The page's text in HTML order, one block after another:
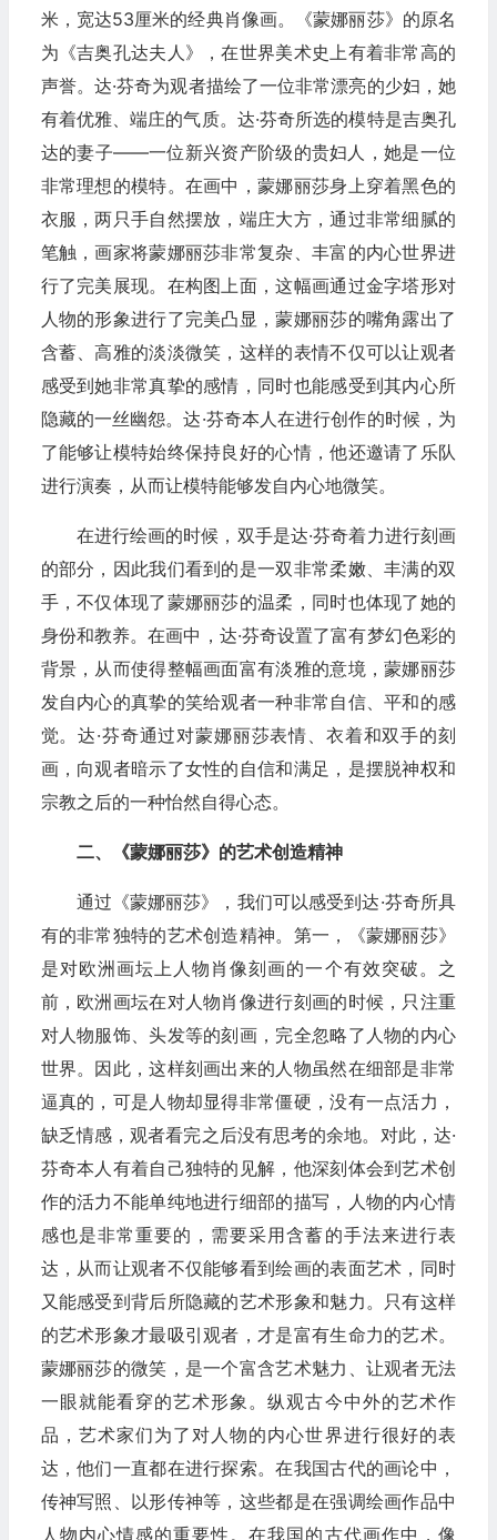
米，宽达53厘米的经典肖像画。《蒙娜丽莎》的原名
为《吉奥孔达夫人》，在世界美术史上有着非常高的
声誉。达·芬奇为观者描绘了一位非常漂亮的少妇，她
有着优雅、端庄的气质。达·芬奇所选的模特是吉奥孔
达的妻子——一位新兴资产阶级的贵妇人，她是一位
非常理想的模特。在画中，蒙娜丽莎身上穿着黑色的
衣服，两只手自然摆放，端庄大方，通过非常细腻的
笔触，画家将蒙娜丽莎非常复杂、丰富的内心世界进
行了完美展现。在构图上面，这幅画通过金字塔形对
人物的形象进行了完美凸显，蒙娜丽莎的嘴角露出了
含蓄、高雅的淡淡微笑，这样的表情不仅可以让观者
感受到她非常真挚的感情，同时也能感受到其内心所
隐藏的一丝幽怨。达·芬奇本人在进行创作的时候，为
了能够让模特始终保持良好的心情，他还邀请了乐队
进行演奏，从而让模特能够发自内心地微笑。
在进行绘画的时候，双手是达·芬奇着力进行刻画
的部分，因此我们看到的是一双非常柔嫩、丰满的双
手，不仅体现了蒙娜丽莎的温柔，同时也体现了她的
身份和教养。在画中，达·芬奇设置了富有梦幻色彩的
背景，从而使得整幅画面富有淡雅的意境，蒙娜丽莎
发自内心的真挚的笑给观者一种非常自信、平和的感
觉。达·芬奇通过对蒙娜丽莎表情、衣着和双手的刻
画，向观者暗示了女性的自信和满足，是摆脱神权和
宗教之后的一种怡然自得心态。
二、《蒙娜丽莎》的艺术创造精神
通过《蒙娜丽莎》，我们可以感受到达·芬奇所具
有的非常独特的艺术创造精神。第一，《蒙娜丽莎》
是对欧洲画坛上人物肖像刻画的一个有效突破。之
前，欧洲画坛在对人物肖像进行刻画的时候，只注重
对人物服饰、头发等的刻画，完全忽略了人物的内心
世界。因此，这样刻画出来的人物虽然在细部是非常
逼真的，可是人物却显得非常僵硬，没有一点活力，
缺乏情感，观者看完之后没有思考的余地。对此，达·
芬奇本人有着自己独特的见解，他深刻体会到艺术创
作的活力不能单纯地进行细部的描写，人物的内心情
感也是非常重要的，需要采用含蓄的手法来进行表
达，从而让观者不仅能够看到绘画的表面艺术，同时
又能感受到背后所隐藏的艺术形象和魅力。只有这样
的艺术形象才最吸引观者，才是富有生命力的艺术。
蒙娜丽莎的微笑，是一个富含艺术魅力、让观者无法
一眼就能看穿的艺术形象。纵观古今中外的艺术作
品，艺术家们为了对人物的内心世界进行很好的表
达，他们一直都在进行探索。在我国古代的画论中，
传神写照、以形传神等，这些都是在强调绘画作品中
人物内心情感的重要性。在我国的古代画作中，像